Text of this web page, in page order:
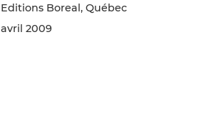
Editions Boreal, Québec
avril 2009